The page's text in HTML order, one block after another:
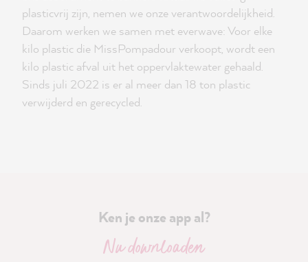
plasticvrij zijn, nemen we onze verantwoordelijkheid.
Daarom werken we samen met everwave: Voor elke
kilo plastic die MissPompadour verkoopt, wordt een
kilo plastic afval uit het oppervlaktewater gehaald.
Sinds juli 2022 is er al meer dan 18 ton plastic
verwijderd en gerecycled.
Ken je onze app al?
Nu downloaden